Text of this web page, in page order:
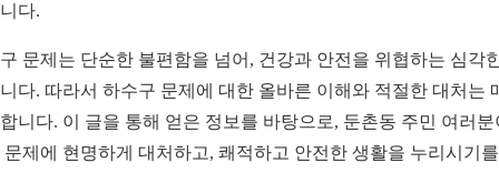
다.
문제는 단순한 불편함을 넘어, 건강과 안전을 위협하는 심각
다. 따라서 하수구 문제에 대한 올바른 이해와 적절한 대처는
니다. 이 글을 통해 얻은 정보를 바탕으로, 둔촌동 주민 여러분
문제에 현명하게 대처하고, 쾌적하고 안전한 생활을 누리시기